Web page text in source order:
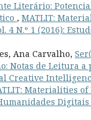
Literário:
, MATLIT:
4 N.º 1 (2016):
Ana Carvalho,
Notas de Leitura
Creative
Materialities of